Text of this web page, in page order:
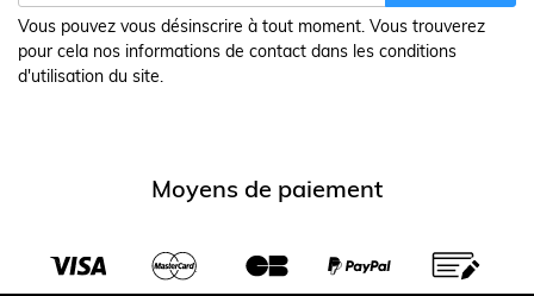
Vous pouvez vous désinscrire à tout moment. Vous trouverez
pour cela nos informations de contact dans les conditions
d'utilisation du site.
Moyens de paiement